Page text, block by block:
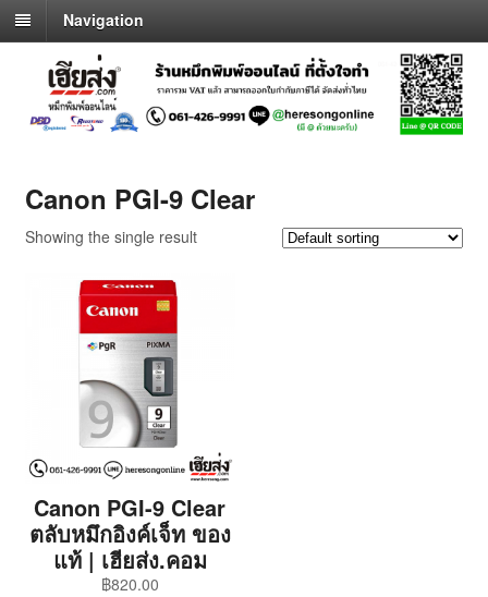
Navigation
Canon PGI-9 Clear
Showing the single result
Canon PGI-9 Clear
ตลับหมึกอิงค์เจ็ท ของ
แท้ | เฮียส่ง.คอม
฿820.00